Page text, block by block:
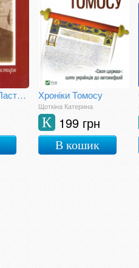
Перше слово Пастиря Хроніки Томосу
Щоткіна Катерина
199 грн
К
В кошик